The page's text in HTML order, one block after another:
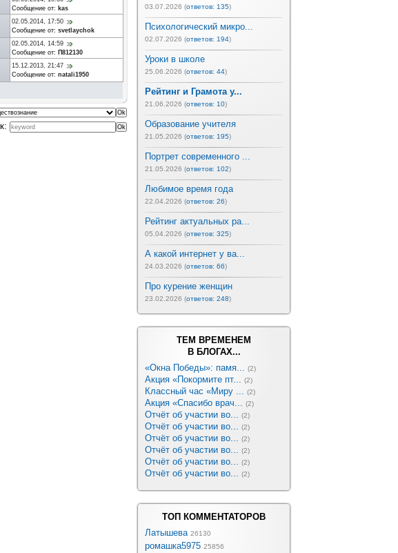
Сообщение от: kas
02.05.2014, 17:50
Сообщение от: svetlaychok
02.05.2014, 14:59
Сообщение от: П812130
15.12.2013, 21:47
Сообщение от: natali1950
03.07.2026 (ответов: 135)
Психологический микро...
02.07.2026 (ответов: 194)
Уроки в школе
25.06.2026 (ответов: 44)
Рейтинг и Грамота у...
21.06.2026 (ответов: 10)
Образование учителя
21.05.2026 (ответов: 195)
Портрет современного ...
21.05.2026 (ответов: 102)
Любимое время года
22.04.2026 (ответов: 26)
Рейтинг актуальных ра...
05.04.2026 (ответов: 325)
А какой интернет у ва...
24.03.2026 (ответов: 66)
Про курение женщин
23.02.2026 (ответов: 248)
ТЕМ ВРЕМЕНЕМ
В БЛОГАХ...
«Окна Победы»: памя... (2)
Акция «Покормите пт... (2)
Классный час «Миру ... (2)
Акция «Спасибо врач... (2)
Отчёт об участии во... (2)
Отчёт об участии во... (2)
Отчёт об участии во... (2)
Отчёт об участии во... (2)
Отчёт об участии во... (2)
Отчёт об участии во... (2)
ТОП КОММЕНТАТОРОВ
Латышева 26130
ромашка5975 25856